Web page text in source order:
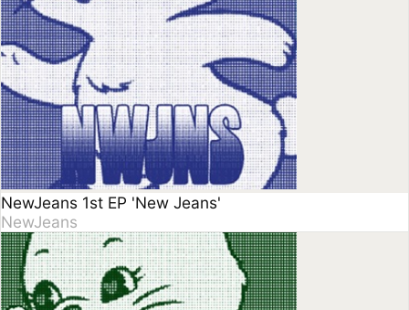
NewJeans 1st EP 'New Jeans'
NewJeans